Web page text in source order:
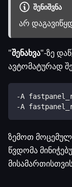
ᲨᲔᲜᲘᲨᲕᲜᲐ
არ
"შენახვა"-ზე
ავტომატურად
-A
-A
ზემოთ
წვდომა